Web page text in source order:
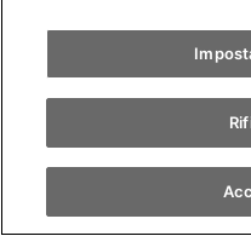
Contatti il team
Chiama